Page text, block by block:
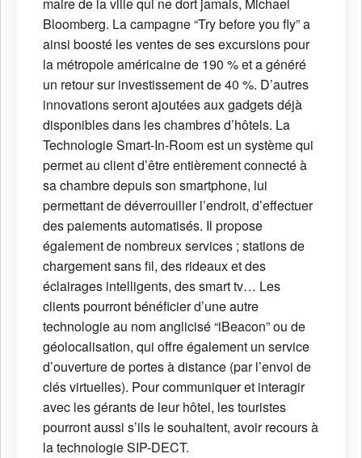
maire de la ville qui ne dort jamais, Michael
Bloomberg. La campagne “Try before you fly” a
ainsi boosté les ventes de ses excursions pour
la métropole américaine de 190 % et a généré
un retour sur investissement de 40 %. D’autres
innovations seront ajoutées aux gadgets déjà
disponibles dans les chambres d’hôtels. La
Technologie Smart-In-Room est un système qui
permet au client d’être entièrement connecté à
sa chambre depuis son smartphone, lui
permettant de déverrouiller l’endroit, d’effectuer
des paiements automatisés. Il propose
également de nombreux services ; stations de
chargement sans fil, des rideaux et des
éclairages intelligents, des smart tv… Les
clients pourront bénéficier d’une autre
technologie au nom anglicisé “iBeacon” ou de
géolocalisation, qui offre également un service
d’ouverture de portes à distance (par l’envoi de
clés virtuelles). Pour communiquer et interagir
avec les gérants de leur hôtel, les touristes
pourront aussi s’ils le souhaitent, avoir recours à
la technologie SIP-DECT.